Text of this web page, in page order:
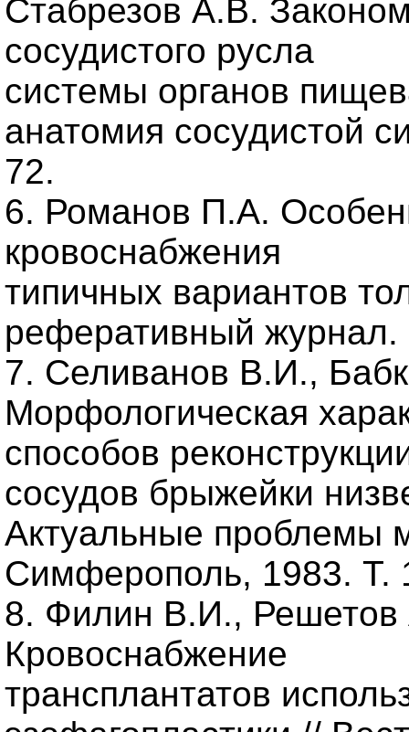
Стабрезов А.В.
сосудистого русла
системы органов
анатомия сосудистой
72.
6. Романов П.А.
кровоснабжения
типичных вариантов
реферативный
7. Селиванов В.И.,
Морфологическая
способов
сосудов брыжейки
Актуальные проблемы
Симферополь, 1983. Т.
8. Филин В.И.,
Кровоснабжение
трансплантатов